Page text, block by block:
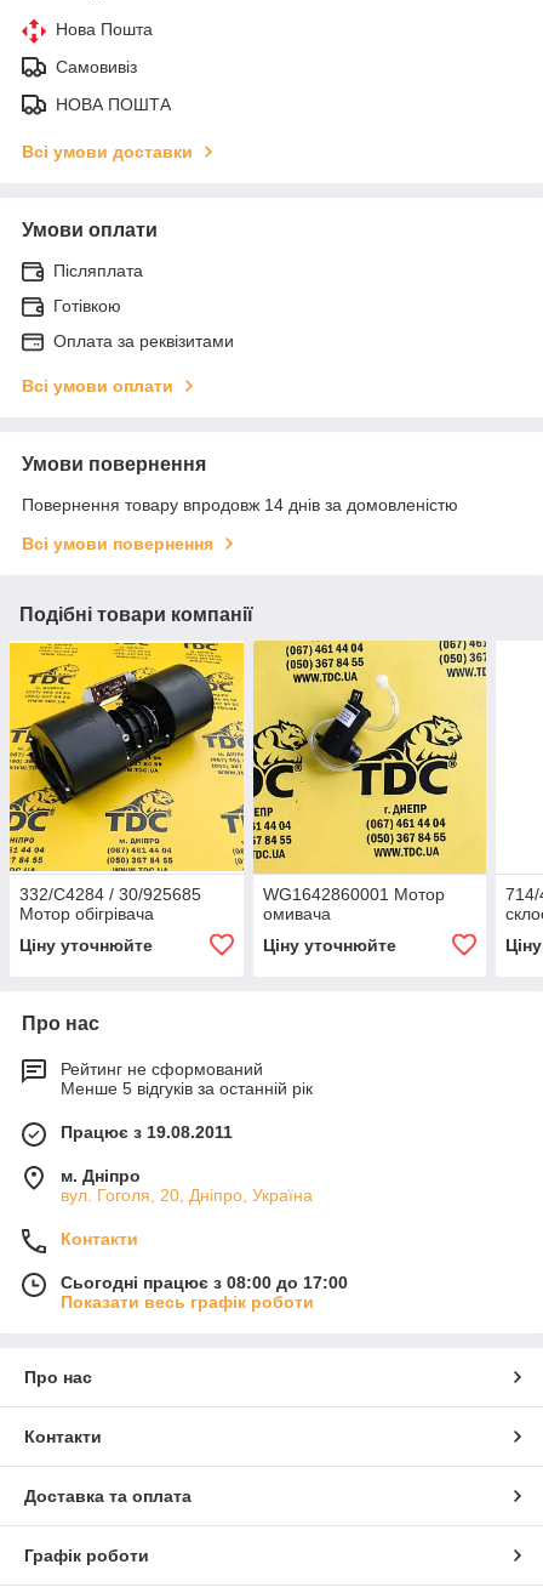
Нова Пошта
Самовивіз
НОВА ПОШТА
Всі умови доставки
Умови оплати
Післяплата
Готівкою
Оплата за реквізитами
Всі умови оплати
Умови повернення
Повернення товару впродовж 14 днів за домовленістю
Всі умови повернення
Подібні товари компанії
332/C4284 / 30/925685
Мотор обігрівача
Ціну уточнюйте
WG1642860001 Мотор
омивача
Ціну уточнюйте
Про нас
Рейтинг не сформований
Менше 5 відгуків за останній рік
Працює з 19.08.2011
м. Дніпро
вул. Гоголя, 20, Дніпро, Україна
Контакти
Сьогодні працює з 08:00 до 17:00
Показати весь графік роботи
Про нас
Контакти
Доставка та оплата
Графік роботи